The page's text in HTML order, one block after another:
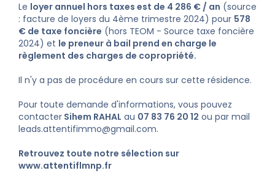
Le loyer annuel hors taxes est de 4 286 € / an (source
: facture de loyers du 4ème trimestre 2024) pour 578
€ de taxe foncière (hors TEOM - Source taxe foncière
2024) et le preneur à bail prend en charge le
règlement des charges de copropriété.
Il n'y a pas de procédure en cours sur cette résidence.
Pour toute demande d'informations, vous pouvez
contacter Sihem RAHAL au 07 83 76 20 12 ou par mail
leads.attentifimmo@gmail.com.
Retrouvez toute notre sélection sur
www.attentiflmnp.fr